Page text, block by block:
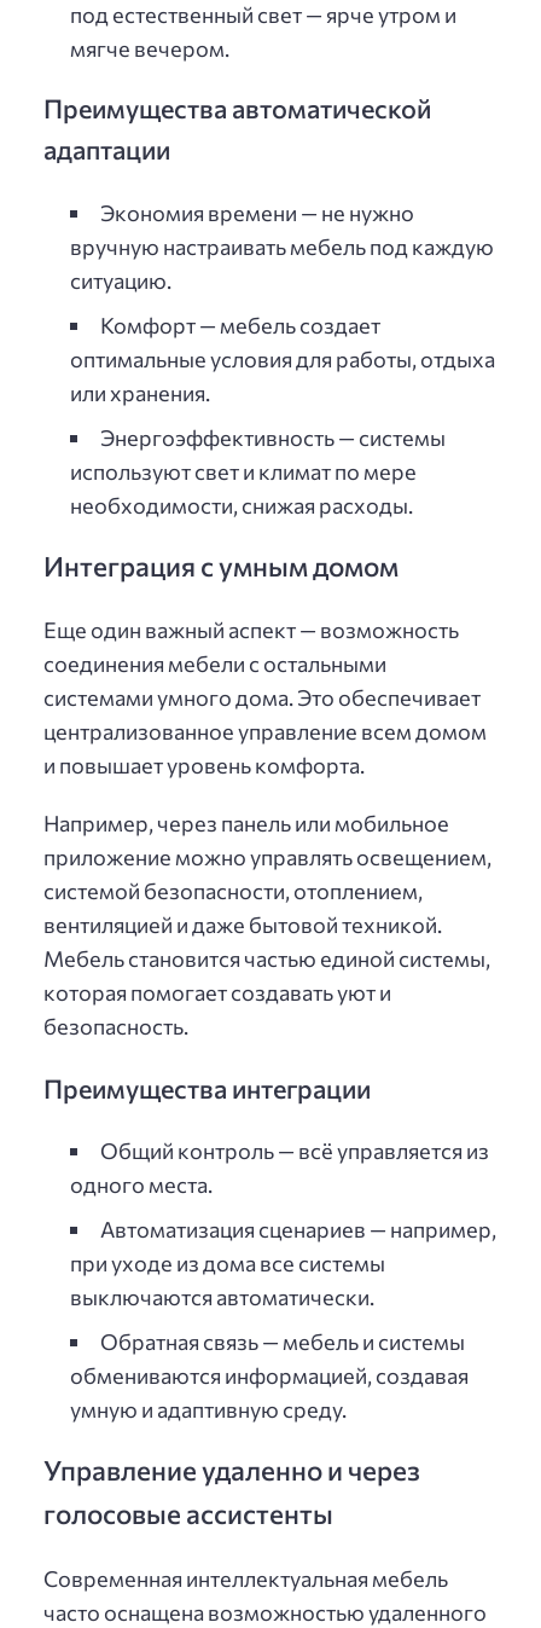
под естественный свет — ярче утром и
мягче вечером.
Преимущества автоматической
адаптации
Экономия времени — не нужно
вручную настраивать мебель под каждую
ситуацию.
Комфорт — мебель создает
оптимальные условия для работы, отдыха
или хранения.
Энергоэффективность — системы
используют свет и климат по мере
необходимости, снижая расходы.
Интеграция с умным домом
Еще один важный аспект — возможность
соединения мебели с остальными
системами умного дома. Это обеспечивает
централизованное управление всем домом
и повышает уровень комфорта.
Например, через панель или мобильное
приложение можно управлять освещением,
системой безопасности, отоплением,
вентиляцией и даже бытовой техникой.
Мебель становится частью единой системы,
которая помогает создавать уют и
безопасность.
Преимущества интеграции
Общий контроль — всё управляется из
одного места.
Автоматизация сценариев — например,
при уходе из дома все системы
выключаются автоматически.
Обратная связь — мебель и системы
обмениваются информацией, создавая
умную и адаптивную среду.
Управление удаленно и через
голосовые ассистенты
Современная интеллектуальная мебель
часто оснащена возможностью удаленного